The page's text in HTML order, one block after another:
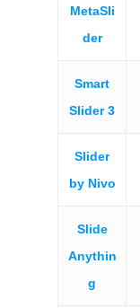
MetaSli
der
Smart
Slider 3
Slider
by Nivo
Slide
Anythin
g